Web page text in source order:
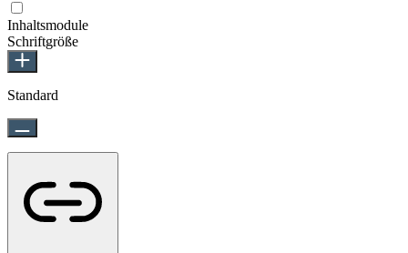
Inhaltsmodule
Schriftgröße
Standard